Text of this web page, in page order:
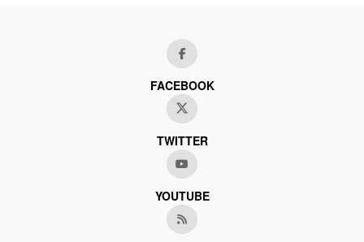
FACEBOOK
TWITTER
YOUTUBE